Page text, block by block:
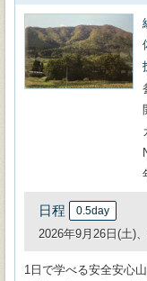
日程 0.5day
2026年9月26日(土)
1日で学べる安全安心